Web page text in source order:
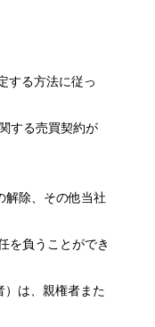
する方法に従っ
する売買契約が
解除、その他当社
を負うことができ
は、親権者また